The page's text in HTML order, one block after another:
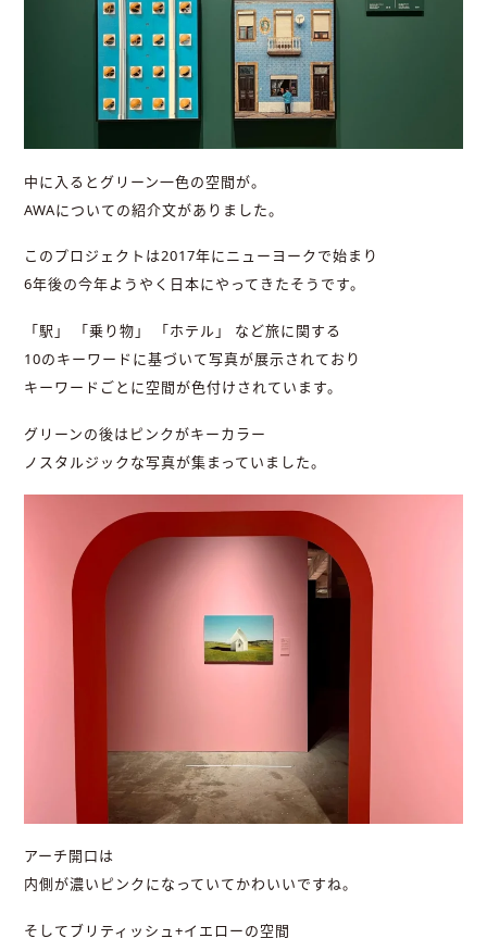
中に入るとグリーン一色の空間が。
AWAについての紹介文がありました。
このプロジェクトは2017年にニューヨークで始まり
6年後の今年ようやく日本にやってきたそうです。
「駅」 「乗り物」 「ホテル」 など旅に関する
10のキーワードに基づいて写真が展示されており
キーワードごとに空間が色付けされています。
グリーンの後はピンクがキーカラー
ノスタルジックな写真が集まっていました。
アーチ開口は
内側が濃いピンクになっていてかわいいですね。
そしてブリティッシュ+イエローの空間